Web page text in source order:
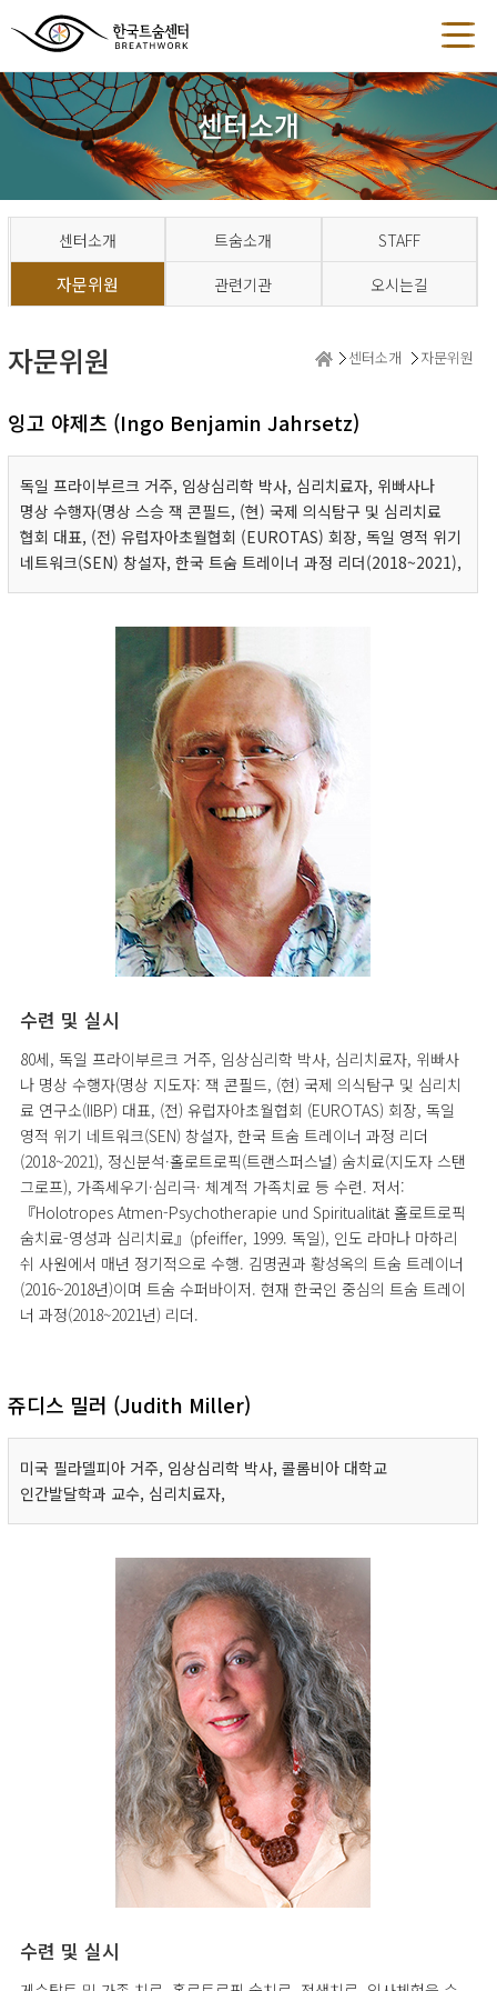
센터소개
센터소개 트숨소개 STAFF
자문위원 관련기관 오시는길
자문위원 센터소개 자문위원
잉고 야제츠 (Ingo Benjamin Jahrsetz)
독일 프라이부르크 거주, 임상심리학 박사, 심리치료자, 위빠사나
명상 수행자(명상 스승 잭 콘필드, (현) 국제 의식탐구 및 심리치료
협회 대표, (전) 유럽자아초월협회 (EUROTAS) 회장, 독일 영적 위기
네트워크(SEN) 창설자, 한국 트숨 트레이너 과정 리더(2018~2021),
수련 및 실시
80세, 독일 프라이부르크 거주, 임상심리학 박사, 심리치료자, 위빠사
나 명상 수행자(명상 지도자: 잭 콘필드, (현) 국제 의식탐구 및 심리치
료 연구소(IIBP) 대표, (전) 유럽자아초월협회 (EUROTAS) 회장, 독일
영적 위기 네트워크(SEN) 창설자, 한국 트숨 트레이너 과정 리더
(2018~2021), 정신분석·홀로트로픽(트랜스퍼스널) 숨치료(지도자 스탠
그로프), 가족세우기·심리극· 체계적 가족치료 등 수련. 저서:
『Holotropes Atmen-Psychotherapie und Spiritualitӓt 홀로트로픽
숨치료-영성과 심리치료』(pfeiffer, 1999. 독일), 인도 라마나 마하리
쉬 사원에서 매년 정기적으로 수행. 김명권과 황성옥의 트숨 트레이너
(2016~2018년)이며 트숨 수퍼바이저. 현재 한국인 중심의 트숨 트레이
너 과정(2018~2021년) 리더.
쥬디스 밀러 (Judith Miller)
미국 필라델피아 거주, 임상심리학 박사, 콜롬비아 대학교
인간발달학과 교수, 심리치료자,
수련 및 실시